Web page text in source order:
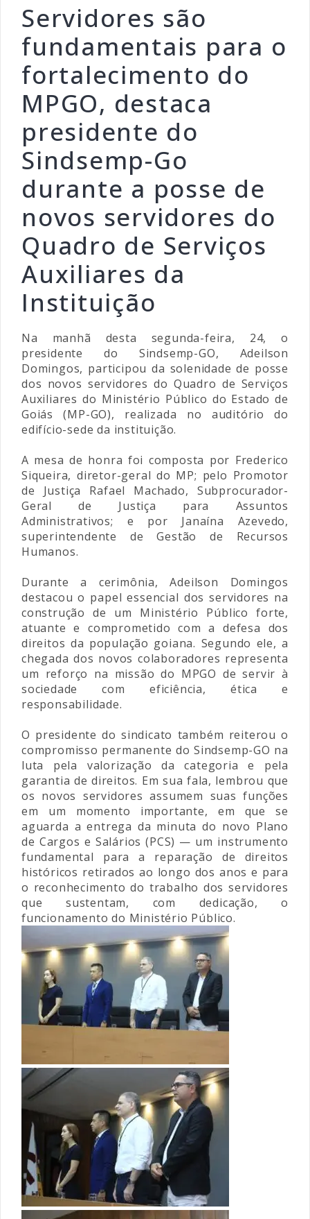
Servidores são
fundamentais para o
fortalecimento do
MPGO, destaca
presidente do
Sindsemp-Go
durante a posse de
novos servidores do
Quadro de Serviços
Auxiliares da
Instituição
Na manhã desta segunda-feira, 24, o
presidente do Sindsemp-GO, Adeilson
Domingos, participou da solenidade de posse
dos novos servidores do Quadro de Serviços
Auxiliares do Ministério Público do Estado de
Goiás (MP-GO), realizada no auditório do
edifício-sede da instituição.
A mesa de honra foi composta por Frederico
Siqueira, diretor-geral do MP; pelo Promotor
de Justiça Rafael Machado, Subprocurador-
Geral de Justiça para Assuntos
Administrativos; e por Janaína Azevedo,
superintendente de Gestão de Recursos
Humanos.
Durante a cerimônia, Adeilson Domingos
destacou o papel essencial dos servidores na
construção de um Ministério Público forte,
atuante e comprometido com a defesa dos
direitos da população goiana. Segundo ele, a
chegada dos novos colaboradores representa
um reforço na missão do MPGO de servir à
sociedade com eficiência, ética e
responsabilidade.
O presidente do sindicato também reiterou o
compromisso permanente do Sindsemp-GO na
luta pela valorização da categoria e pela
garantia de direitos. Em sua fala, lembrou que
os novos servidores assumem suas funções
em um momento importante, em que se
aguarda a entrega da minuta do novo Plano
de Cargos e Salários (PCS) — um instrumento
fundamental para a reparação de direitos
históricos retirados ao longo dos anos e para
o reconhecimento do trabalho dos servidores
que sustentam, com dedicação, o
funcionamento do Ministério Público.